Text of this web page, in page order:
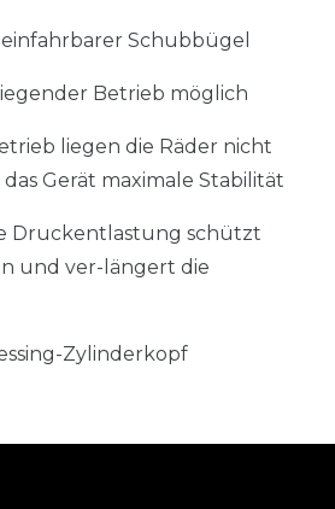
Schubbügel
Betrieb möglich
liegen die Räder nicht
Gerät maximale Stabilität
Druckentlastung schützt
und ver-längert die
Zylinderkopf